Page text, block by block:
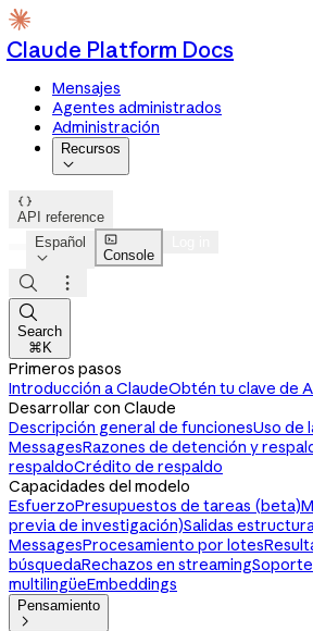
Claude Platform Docs
Mensajes
Agentes administrados
Administración
Recursos


API reference
Español


Console



Search
⌘K
Primeros pasos
Introducción a ClaudeObtén tu clave de
Desarrollar con Claude
Descripción general de funcionesUso de
MessagesRazones de detención y
respaldoCrédito de respaldo
Capacidades del modelo
EsfuerzoPresupuestos de tareas (beta)
previa de investigación)Salidas
MessagesProcesamiento por lotes
búsquedaRechazos en streamingSoporte
multilingüeEmbeddings
Pensamiento
